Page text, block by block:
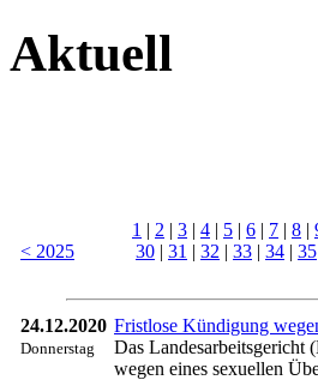
Aktuell
< 2025
1 | 2 | 3 | 4 | 5 | 6 | 7 | 8 |
30 | 31 | 32 | 33 | 34 | 35
24.12.2020
Donnerstag
Fristlose Kündigung
Das
wegen eines sexuellen